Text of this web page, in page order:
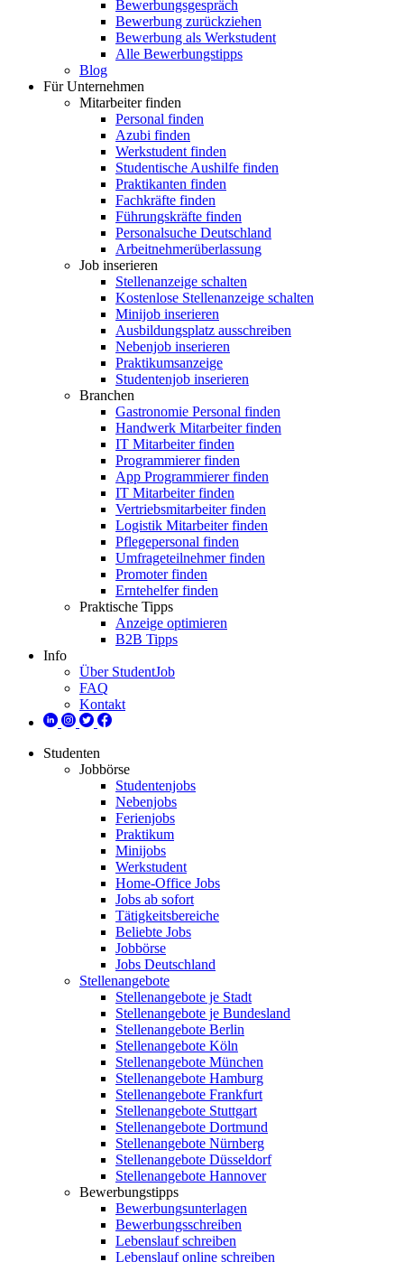
Bewerbungsgespräch
Bewerbung zurückziehen
Bewerbung als Werkstudent
Alle Bewerbungstipps
Blog
Für Unternehmen
Mitarbeiter finden
Personal finden
Azubi finden
Werkstudent finden
Studentische Aushilfe finden
Praktikanten finden
Fachkräfte finden
Führungskräfte finden
Personalsuche Deutschland
Arbeitnehmerüberlassung
Job inserieren
Stellenanzeige schalten
Kostenlose Stellenanzeige schalten
Minijob inserieren
Ausbildungsplatz ausschreiben
Nebenjob inserieren
Praktikumsanzeige
Studentenjob inserieren
Branchen
Gastronomie Personal finden
Handwerk Mitarbeiter finden
IT Mitarbeiter finden
Programmierer finden
App Programmierer finden
IT Mitarbeiter finden
Vertriebsmitarbeiter finden
Logistik Mitarbeiter finden
Pflegepersonal finden
Umfrageteilnehmer finden
Promoter finden
Erntehelfer finden
Praktische Tipps
Anzeige optimieren
B2B Tipps
Info
Über StudentJob
FAQ
Kontakt
Studenten
Jobbörse
Studentenjobs
Nebenjobs
Ferienjobs
Praktikum
Minijobs
Werkstudent
Home-Office Jobs
Jobs ab sofort
Tätigkeitsbereiche
Beliebte Jobs
Jobbörse
Jobs Deutschland
Stellenangebote
Stellenangebote je Stadt
Stellenangebote je Bundesland
Stellenangebote Berlin
Stellenangebote Köln
Stellenangebote München
Stellenangebote Hamburg
Stellenangebote Frankfurt
Stellenangebote Stuttgart
Stellenangebote Dortmund
Stellenangebote Nürnberg
Stellenangebote Düsseldorf
Stellenangebote Hannover
Bewerbungstipps
Bewerbungsunterlagen
Bewerbungsschreiben
Lebenslauf schreiben
Lebenslauf online schreiben